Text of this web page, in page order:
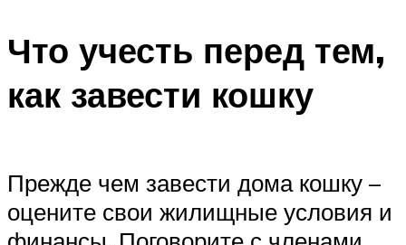
Что учесть перед тем,
как завести кошку
Прежде чем завести дома кошку –
оцените свои жилищные условия и